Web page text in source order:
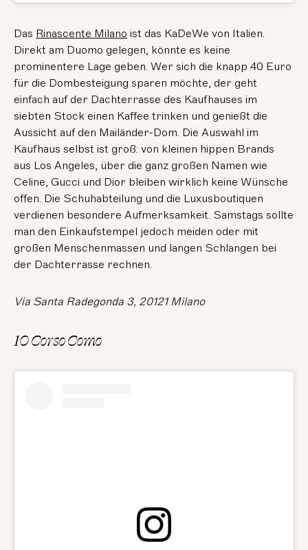
Das Rinascente Milano ist das KaDeWe von Italien.
Direkt am Duomo gelegen, könnte es keine
prominentere Lage geben. Wer sich die knapp 40 Euro
für die Dombesteigung sparen möchte, der geht
einfach auf der Dachterrasse des Kaufhauses im
siebten Stock einen Kaffee trinken und genießt die
Aussicht auf den Mailänder-Dom. Die Auswahl im
Kaufhaus selbst ist groß: von kleinen hippen Brands
aus Los Angeles, über die ganz großen Namen wie
Celine, Gucci und Dior bleiben wirklich keine Wünsche
offen. Die Schuhabteilung und die Luxusboutiquen
verdienen besondere Aufmerksamkeit. Samstags sollte
man den Einkaufstempel jedoch meiden oder mit
großen Menschenmassen und langen Schlangen bei
der Dachterrasse rechnen.
Via Santa Radegonda 3, 20121 Milano
10 Corso Como